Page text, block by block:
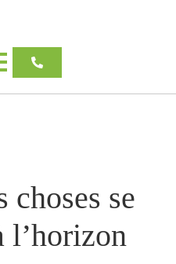
choses se
l’horizon